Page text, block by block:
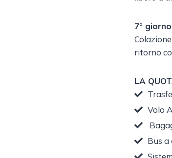
7°
ritorno
LA
Volo
Bus a